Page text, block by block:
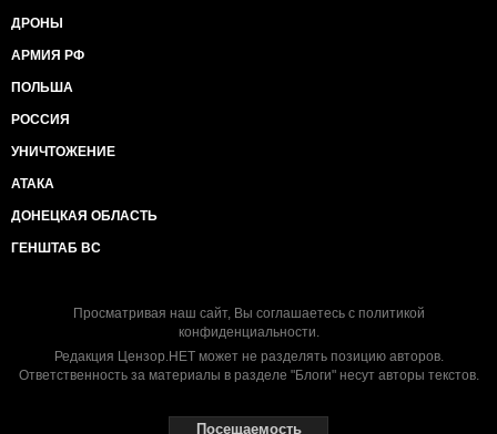
ДРОНЫ
АРМИЯ РФ
ПОЛЬША
РОССИЯ
УНИЧТОЖЕНИЕ
АТАКА
ДОНЕЦКАЯ ОБЛАСТЬ
ГЕНШТАБ ВС
Просматривая наш сайт, Вы соглашаетесь с политикой
конфиденциальности.
Редакция Цензор.НЕТ может не разделять позицию авторов.
Ответственность за материалы в разделе "Блоги" несут авторы текстов.
Посещаемость